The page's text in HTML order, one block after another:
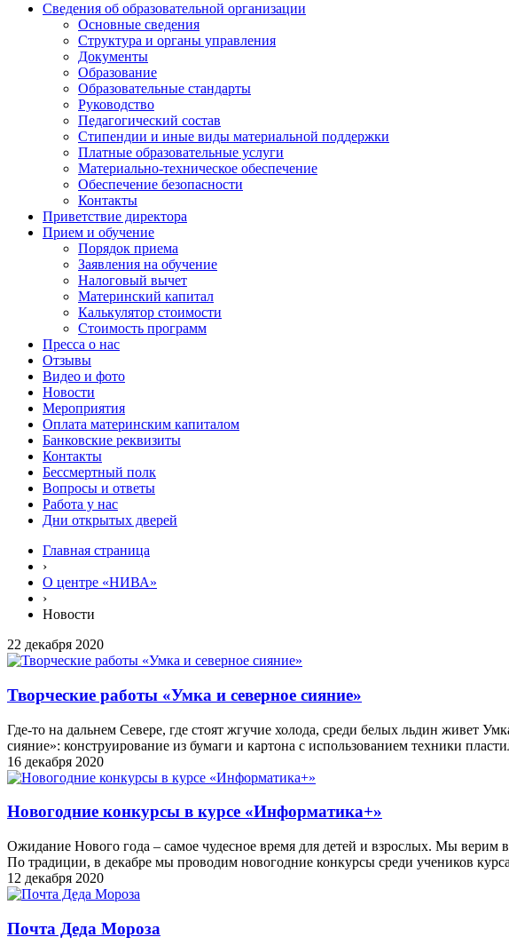
Сведения об образовательной организации
Основные сведения
Структура и органы управления
Документы
Образование
Образовательные стандарты
Руководство
Педагогический состав
Стипендии и иные виды материальной поддержки
Платные образовательные услуги
Материально-техническое обеспечение
Обеспечение безопасности
Контакты
Приветствие директора
Прием и обучение
Порядок приема
Заявления на обучение
Налоговый вычет
Материнский капитал
Калькулятор стоимости
Стоимость программ
Пресса о нас
Отзывы
Видео и фото
Новости
Мероприятия
Оплата материнским капиталом
Банковские реквизиты
Контакты
Бессмертный полк
Вопросы и ответы
Работа у нас
Дни открытых дверей
Главная страница
›
О центре «НИВА»
›
Новости
22 декабря 2020
Творческие работы «Умка и северное сияние»
Где-то на дальнем Севере, где стоят жгучие холода, среди белых льдин живет
сияние»: конструирование из бумаги и картона с использованием техники
16 декабря 2020
Новогодние конкурсы в курсе «Информатика+»
Ожидание Нового года – самое чудесное время для детей и взрослых. Мы
По традиции, в декабре мы проводим новогодние конкурсы среди учеников
12 декабря 2020
Почта Деда Мороза